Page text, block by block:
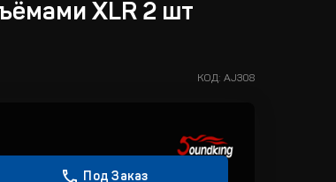
XLR 2 шт
КОД: AJ308
Под Заказ